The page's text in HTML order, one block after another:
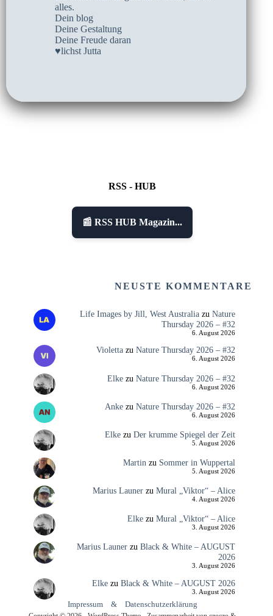
alles.
Dein blog
Deine Gestaltung
Deine Freude daran
♥lichst Jutta
RSS - HUB
📰 RSS HUB Magazin...
NEUSTE KOMMENTARE
Life Images by Jill, West Australiazu Nature
Thursday 2026 – #32
6. August 2026
Violettazu Nature Thursday 2026 – #32
6. August 2026
Elkezu Nature Thursday 2026 – #32
6. August 2026
Ankezu Nature Thursday 2026 – #32
6. August 2026
Elkezu Der krumme Spiegel der Zeit
5. August 2026
Martin zu Sommer in Wuppertal
5. August 2026
Marius Launerzu Mural „Viktor“ – Alice
4. August 2026
Elkezu Mural „Viktor“ – Alice
3. August 2026
Marius Launerzu Black & White – AUGUST
2026
3. August 2026
Elkezu Black & White – AUGUST 2026
3. August 2026
Impressum & Datenschutzerklärung